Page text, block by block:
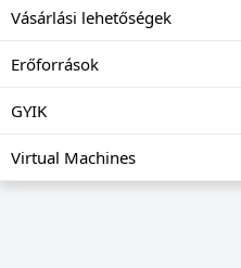
Vásárlási lehetőségek
Erőforrások
GYIK
Virtual Machines